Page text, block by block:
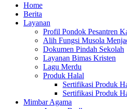
Home
Berita
Layanan
Profil Pondok Pesantren
Alih Fungsi Musola
Dokumen Pindah Sekolah
Layanan Bimas Kristen
Lagu Merdu
Produk Halal
Sertifikasi Produk
Sertifikasi Produk
Mimbar Agama